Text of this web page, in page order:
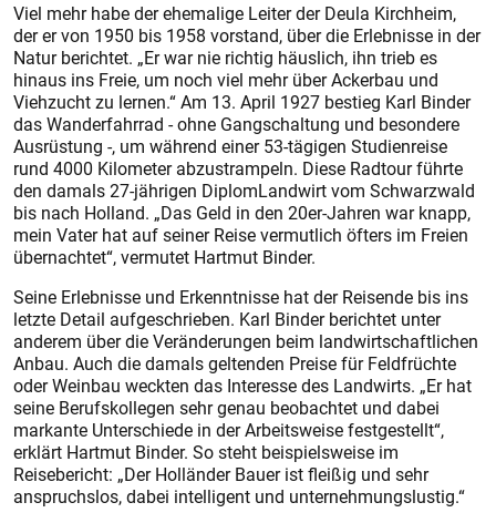
Viel mehr habe der ehemalige Leiter der Deula Kirchheim,
der er von 1950 bis 1958 vorstand, über die Erlebnisse in der
Natur berichtet. „Er war nie richtig häuslich, ihn trieb es
hinaus ins Freie, um noch viel mehr über Ackerbau und
Viehzucht zu lernen.“ Am 13. April 1927 bestieg Karl Binder
das Wanderfahrrad - ohne Gangschaltung und besondere
Ausrüstung -, um während einer 53-tägigen Studienreise
rund 4000 Kilometer abzustrampeln. Diese Radtour führte
den damals 27-jährigen DiplomLandwirt vom Schwarzwald
bis nach Holland. „Das Geld in den 20er-Jahren war knapp,
mein Vater hat auf seiner Reise vermutlich öfters im Freien
übernachtet“, vermutet Hartmut Binder.
Seine Erlebnisse und Erkenntnisse hat der Reisende bis ins
letzte Detail aufgeschrieben. Karl Binder berichtet unter
anderem über die Veränderungen beim landwirtschaftlichen
Anbau. Auch die damals geltenden Preise für Feldfrüchte
oder Weinbau weckten das Interesse des Landwirts. „Er hat
seine Berufskollegen sehr genau beobachtet und dabei
markante Unterschiede in der Arbeitsweise festgestellt“,
erklärt Hartmut Binder. So steht beispielsweise im
Reisebericht: „Der Holländer Bauer ist fleißig und sehr
anspruchslos, dabei intelligent und unternehmungslustig.“